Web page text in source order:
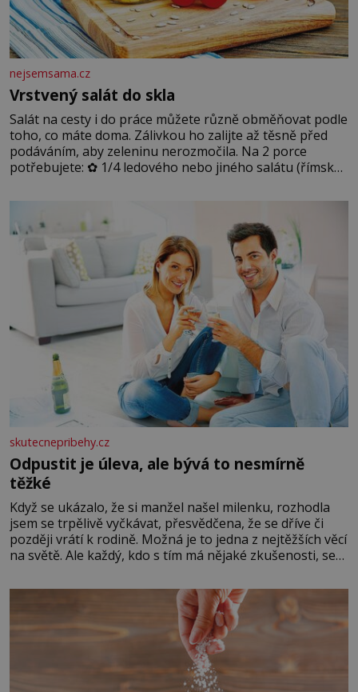
nejsemsama.cz
Vrstvený salát do skla
Salát na cesty i do práce můžete různě obměňovat podle
toho, co máte doma. Zálivkou ho zalijte až těsně před
podáváním, aby zeleninu nerozmočila. Na 2 porce
potřebujete: ✿ 1/4 ledového nebo jiného salátu (římský
okurky ✿ 2 rajčata Zálivka: ✿ 4 lžíce olivového oleje ✿ 1
lžíci citronové šťávy ✿ ½ stroužku
skutecnepribehy.cz
Odpustit je úleva, ale bývá to nesmírně
těžké
Když se ukázalo, že si manžel našel milenku, rozhodla
jsem se trpělivě vyčkávat, přesvědčena, že se dříve či
později vrátí k rodině. Možná je to jedna z nejtěžších věcí
na světě. Ale každý, kdo s tím má nějaké zkušenosti, se
Když se ke mně doneslo, že si manžel pořídil milenku,